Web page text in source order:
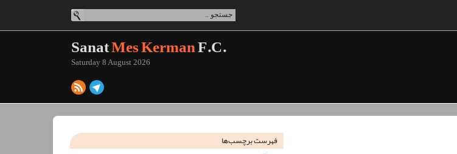
SanatMes KermanF.C.
Saturday 8 August 2026
فهرست برچسب‌ها